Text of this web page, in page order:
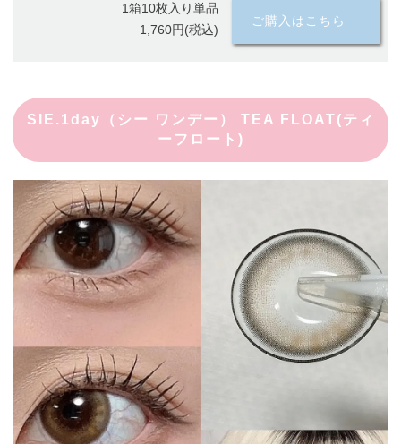
1箱10枚入り単品
1,760円(税込)
ご購入はこちら
SIE.1day（シー ワンデー） TEA FLOAT(ティ
ーフロート)